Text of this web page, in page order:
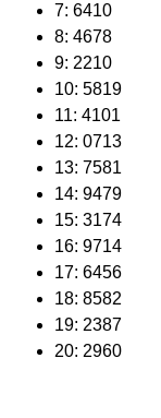
7: 6410
8: 4678
9: 2210
10: 5819
11: 4101
12: 0713
13: 7581
14: 9479
15: 3174
16: 9714
17: 6456
18: 8582
19: 2387
20: 2960